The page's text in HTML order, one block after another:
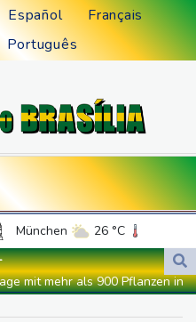
Español
Français
Português
München
26 °C
Düsseldorf
23 °C
mit mehr als 900 Pflanzen in